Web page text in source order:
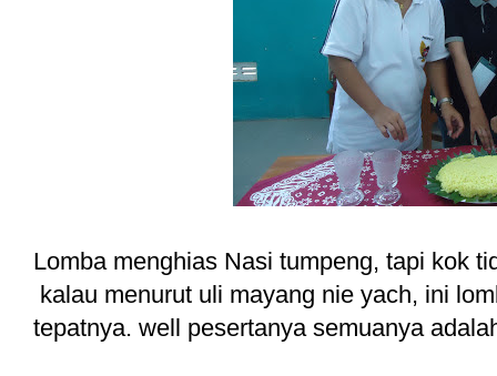
Lomba menghias Nasi tumpeng, tapi kok
kalau menurut uli mayang nie yach, ini
tepatnya. well pesertanya semuanya